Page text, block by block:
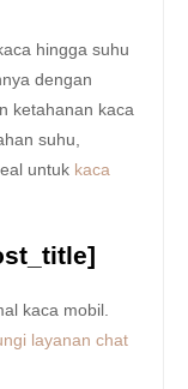
hingga suhu
dengan
ketahanan kaca
suhu,
untuk kaca
kaca mobil.
layanan chat